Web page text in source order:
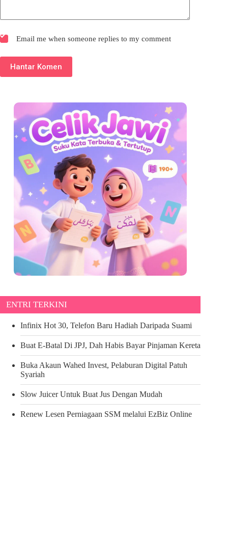
Email me when someone replies to my comment
Hantar Komen
ENTRI TERKINI
Infinix Hot 30, Telefon Baru Hadiah Daripada Suami
Buat E-Batal Di JPJ, Dah Habis Bayar Pinjaman Kereta
Buka Akaun Wahed Invest, Pelaburan Digital Patuh
Syariah
Slow Juicer Untuk Buat Jus Dengan Mudah
Renew Lesen Perniagaan SSM melalui EzBiz Online